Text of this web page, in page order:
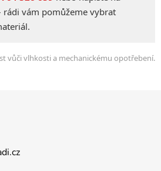
rádi vám pomůžeme vybrat
vůči vlhkosti a mechanickému opotřebení.